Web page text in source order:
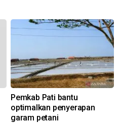
Pemkab Pati bantu
optimalkan penyerapan
garam petani